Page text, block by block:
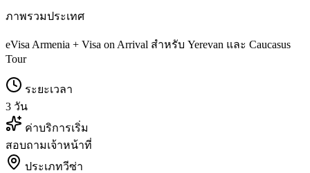
ภาพรวมประเทศ
eVisa Armenia + Visa on Arrival สำหรับ Yerevan และ Caucasus
Tour
ระยะเวลา
3 วัน
ค่าบริการเริ่ม
สอบถามเจ้าหน้าที่
ประเภทวีซ่า